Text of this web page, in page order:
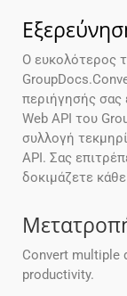
Ο ευκολότερος
περιήγησής σας
Web API του
συλλογή
API. Σας
δοκιμάζετε
Convert multiple
productivity.